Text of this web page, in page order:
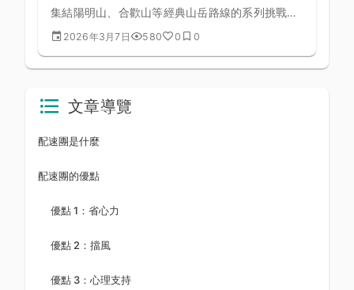
集結陽明山、合歡山等經典山岳路線的系列挑戰
賽，完成大滿貫是每位車手的終極目標
2026年3月7日 580 0 0
文章導覽
配速團是什麼
配速團的優點
優點 1：省心力
優點 2：擋風
優點 3：心理支持